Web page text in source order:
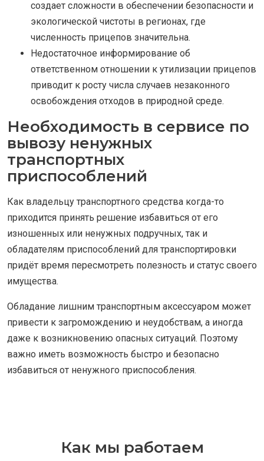
создает сложности в обеспечении безопасности и
экологической чистоты в регионах, где
численность прицепов значительна.
Недостаточное информирование об
ответственном отношении к утилизации прицепов
приводит к росту числа случаев незаконного
освобождения отходов в природной среде.
Необходимость в сервисе по
вывозу ненужных
транспортных
приспособлений
Как владельцу транспортного средства когда-то
приходится принять решение избавиться от его
изношенных или ненужных подручных, так и
обладателям приспособлений для транспортировки
придёт время пересмотреть полезность и статус своего
имущества.
Обладание лишним транспортным аксессуаром может
привести к загромождению и неудобствам, а иногда
даже к возникновению опасных ситуаций. Поэтому
важно иметь возможность быстро и безопасно
избавиться от ненужного приспособления.
Как мы работаем